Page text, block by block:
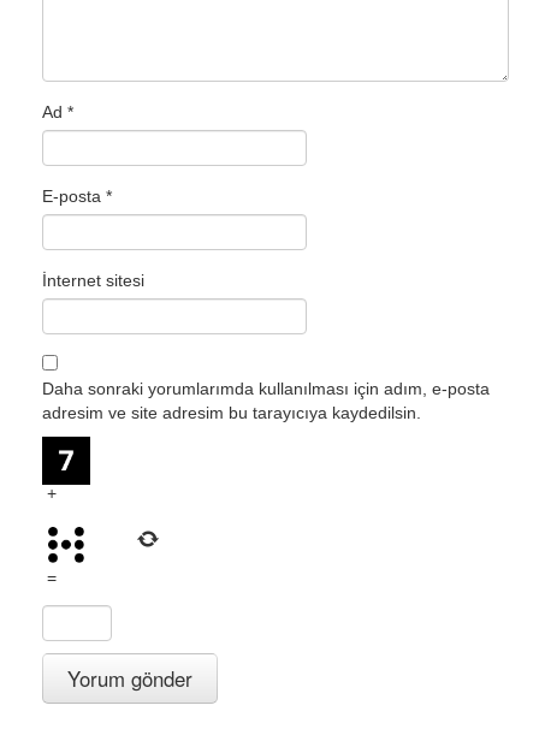
Ad *
E-posta *
İnternet sitesi
Daha sonraki yorumlarımda kullanılması için adım, e-posta
adresim ve site adresim bu tarayıcıya kaydedilsin.
+
=